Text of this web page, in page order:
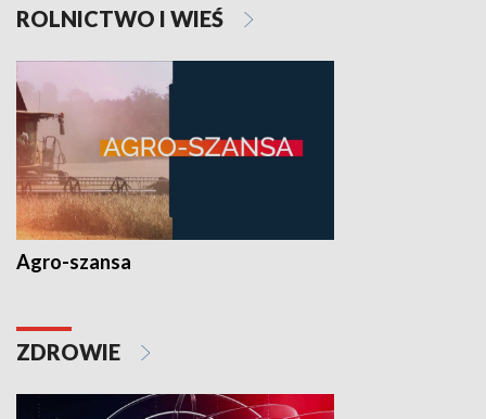
ROLNICTWO I WIEŚ
Agro-szansa
ZDROWIE